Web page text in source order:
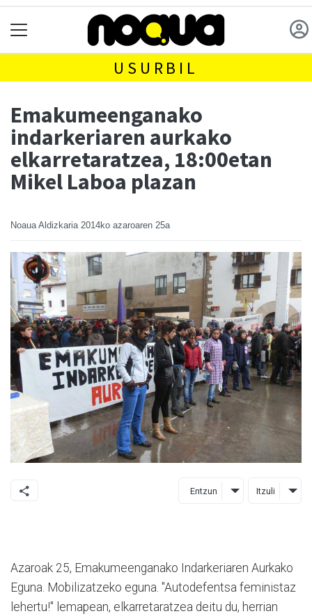
USURBIL
Emakumeenganako
indarkeriaren aurkako
elkarretaratzea, 18:00etan
Mikel Laboa plazan
Noaua Aldizkaria 2014ko azaroaren 25a
Entzun Itzuli
Azaroak 25, Emakumeenganako Indarkeriaren Aurkako
Eguna. Mobilizatzeko eguna. "Autodefentsa feministaz
lehertu!" lemapean, elkarretaratzea deitu du, herrian